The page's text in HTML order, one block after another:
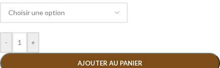
- +
AJOUTER AU PANIER